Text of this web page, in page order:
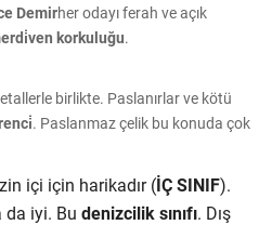
Demirher odayı ferah ve açık
korkuluğu.
birlikte. Paslanırlar ve kötü
. Paslanmaz çelik bu konuda çok
içi için harikadır (İÇ SINIF).
da iyi. Bu denizcilik sınıfı. Dış